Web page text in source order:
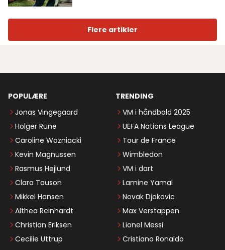
Flere artikler
POPULÆRE
Jonas Vingegaard
Holger Rune
Caroline Wozniacki
Kevin Magnussen
Rasmus Højlund
Clara Tauson
Mikkel Hansen
Althea Reinhardt
Christian Eriksen
Cecilie Uttrup
TRENDING
VM i håndbold 2025
UEFA Nations League
Tour de France
Wimbledon
VM i dart
Lamine Yamal
Novak Djokovic
Max Verstappen
Lionel Messi
Cristiano Ronaldo